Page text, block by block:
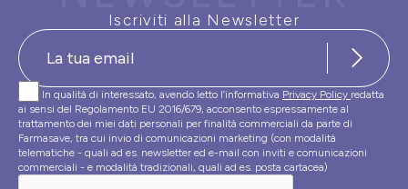
Iscriviti alla Newsletter
In qualità di interessato, avendo letto l’informativa Privacy Policy redatta
ai sensi del Regolamento EU 2016/679, acconsento espressamente al
trattamento dei miei dati personali per finalità commerciali da parte di
Farmasave, tra cui invio di comunicazioni marketing (con modalità
telematiche - quali ad es. newsletter ed e-mail con inviti e comunicazioni
commerciali - e modalità tradizionali, quali ad es. posta cartacea)